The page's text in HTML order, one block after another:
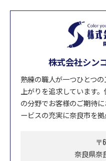
株式会社シン
熟練の職人が一つひとつ
上がりを追求しています
の分野でお客様のご期待
ービスの充実に奈良市を拠
〒
奈良県奈